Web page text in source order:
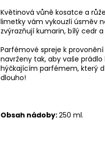
Květinová vůně kosatce a
limetky vám vykouzlí úsměv
zvýrazňují kumarin, bílý cedr
Parfémové spreje k
navrženy tak, aby vaše
hýčkajícím parfémem, který
dlouho!
Obsah nádoby:250 ml.